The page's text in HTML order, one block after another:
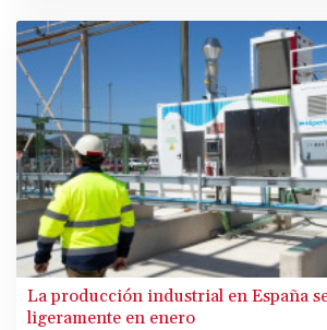
de Naciones Unidas para los Derechos
La producción industrial en España
ligeramente en enero